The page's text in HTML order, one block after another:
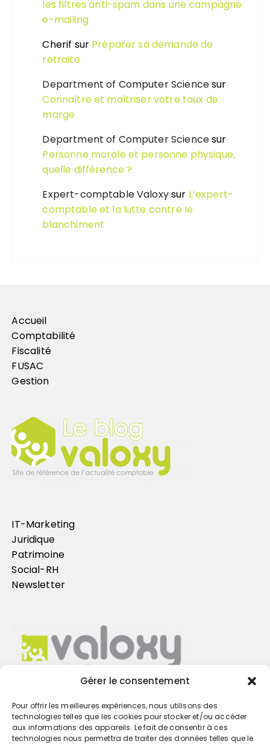
Gérer le consentement
Pour offrir les meilleures expériences, nous utilisons des
technologies telles que les cookies pour stocker et/ou accéder
aux informations des appareils. Le fait de consentir à ces
technologies nous permettra de traiter des données telles que le
les filtres anti-spam dans une campagne
e-mailing
Cherif sur Préparer sa demande de
retraite
Department of Computer Sciencesur
Connaître et maîtriser votre taux de
marge
Department of Computer Sciencesur
Personne morale et personne physique,
quelle différence ?
Expert-comptable Valoxysur L’expert-
comptable et la lutte contre le
blanchiment
Accueil
Comptabilité
Fiscalité
FUSAC
Gestion
IT-Marketing
Juridique
Patrimoine
Social-RH
Newsletter
Trouvez votre cabinet